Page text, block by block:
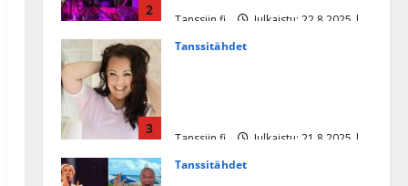
2
Tanssiin.fi
Julkaistu: 22.8.2025 |
3
Tanssitähdet
Tanssiin.fi
Julkaistu: 21.8.2025 |
Tanssitähdet